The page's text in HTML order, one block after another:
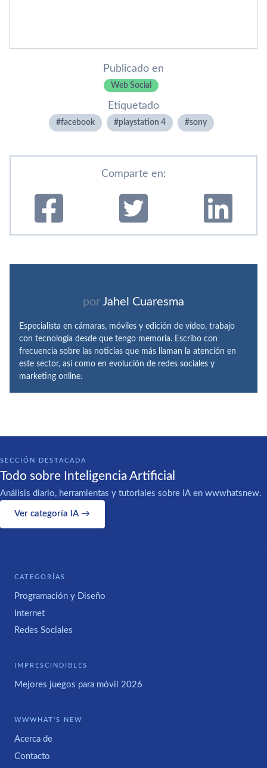
Publicado en
Web Social
Etiquetado
facebook playstation 4 sony
Comparte en:
por Jahel Cuaresma
Especialista en cámaras, móviles y edición de vídeo, trabajo
con tecnología desde que tengo memoria. Escribo con
frecuencia sobre las noticias que más llaman la atención en
este sector, así como en evolución de redes sociales y
marketing online.
SECCIÓN DESTACADA
Todo sobre Inteligencia Artificial
Análisis diario, herramientas y tutoriales sobre IA en wwwhatsnew.
Ver categoría IA →
CATEGORÍAS
Programación y Diseño
Internet
Redes Sociales
IMPRESCINDIBLES
Mejores juegos para móvil 2026
WWWHAT'S NEW
Acerca de
Contacto